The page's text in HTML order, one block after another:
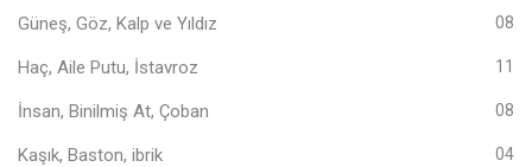
Güneş, Göz, Kalp ve Yıldız 08
Haç, Aile Putu, İstavroz 11
İnsan, Binilmiş At, Çoban 08
Kaşık, Baston, ibrik 04